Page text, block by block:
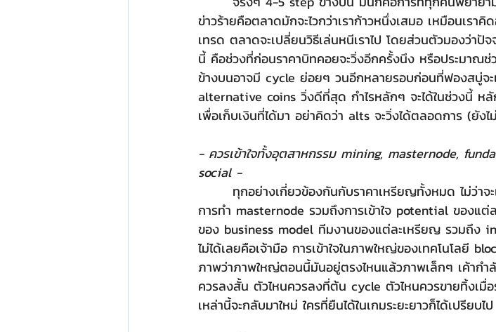
ข่าวร้ายคือตลาดมักจะไวกว่าเราก้าวหนึ่งเสมอ เหมือนเราคิ
เทรด ตลาดจะเปลี่ยนวิธีเล่นหนีเราไป โดยส่วนตัวมองว่าปั
นี้ คือช่วงที่ก่อนราคาบิทคอยจะวิ่งอีกครั้งนึง หรือประมาณ
ข้างบนอาจมี cycle ย่อยๆ วนอีกหลายรอบก่อนที่ฟองสบู่จ
alternative coins วิ่งดีที่สุด กำไรหลักๆ จะได้ในช่วงนี้
เพื่อเก็บเงินที่ได้มา อย่าคิดว่า alts จะวิ่งได้ตลอดการ (ยังไ
- ควรเข้าใจทั้งอุตสาหกรรม mining, masternode,
social -
การทำ masternode รวมถึงการเข้าใจ potential ของแ
ของ business model ทีมงานของแต่ละเหรียญ รวมถึง
ไม่ได้เลยคือเจ้ามือ การเข้าใจในภาพใหญ่ของเทคโนโลยี
ภาพว่าภาพใหญ่ตอนนี้มันอยู่ตรงไหนแล้วภาพเล็กๆ เค้ากำ
ควรลงสั้น ตัวไหนควรลงที่ต้น cycle ตัวไหนควรขายทิ้งเมื่
เหล่านี้จะกลับมาใหม่ ใครที่ยืนได้ในเกมระยะยาวก็ได้เปรียบไป